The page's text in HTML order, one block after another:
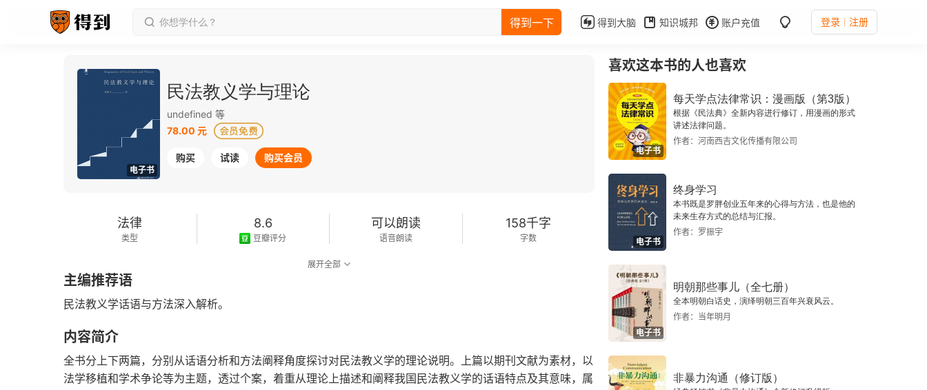
得到一下 得到大脑 知识城邦 账户充值 登录 注册
电子书
民法教义学与理论
undefined 等
78.00 元
购买 试读 购买会员
法律
类型
8.6
豆瓣评分
可以朗读
语音朗读
158千字
字数
发行日期
展开全部
主编推荐语
民法教义学话语与方法深入解析。
内容简介
全书分上下两篇，分别从话语分析和方法阐释角度探讨对民法教义学的理论说明。上篇以期刊文献为素材，以
法学移植和学术争论等为主题，透过个案，着重从理论上描述和阐释我国民法教义学的话语特点及其意味，属
喜欢这本书的人也喜欢
电子书
每天学点法律常识：漫画版（第3版）
根据《民法典》全新内容进行修订，用漫画的形式
讲述法律问题。
作者：河南西吉文化传播有限公司
电子书
终身学习
本书既是罗胖创业五年来的心得与方法，也是他的
未来生存方式的总结与汇报。
作者：罗振宇
电子书
明朝那些事儿（全七册）
全本明朝白话史，演绎明朝三百年兴衰风云。
作者：当年明月
非暴力沟通（修订版）